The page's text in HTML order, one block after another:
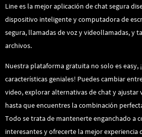
Line es la mejor aplicación de chat segura
dispositivo inteligente y computadora de
segura, llamadas de voz y videollamadas, y
archivos.
Nuestra plataforma gratuita no solo es easy,
características geniales! Puedes cambiar
video, explorar alternativas de chat y ajustar
hasta que encuentres la combinación
Todo se trata de mantenerte enganchado a
interesantes y ofrecerte la mejor experiencia